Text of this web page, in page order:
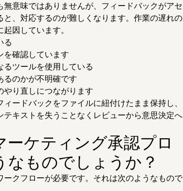
意味ではありませんが、フィードバックがアセ
、対応するのが難しくなります。作業の遅れの
因しています。
る
を確認しています
ツールを使用している
るのかが不明確です
やり直しにつながります
ードバックをファイルに紐付けたまま保持し、
キストを失うことなくレビューから意思決定へ
ケティング承認プロ
ものでしょうか？
クフローが必要です。それは次のようなもので